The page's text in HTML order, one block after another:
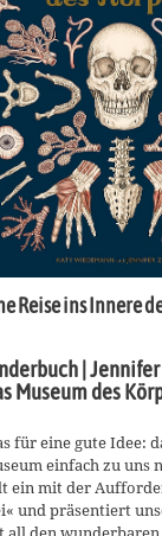
Reise ins Innere
|
Museum des
für eine gute Idee:
einfach zu uns
ein mit der
und präsentiert